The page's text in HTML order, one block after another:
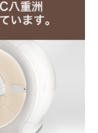
ュールを変更させ
します。
となります。
介」 ページをご覧く